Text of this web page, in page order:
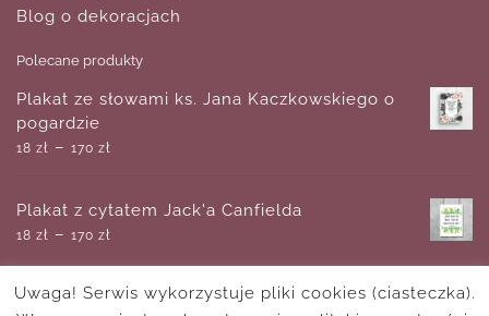
Blog o dekoracjach
Polecane produkty
Plakat ze słowami ks. Jana Kaczkowskiego o
pogardzie
18 zł – 170 zł
Plakat z cytatem Jack'a Canfielda
18 zł – 170 zł
Logo 3d dla optyka z geometryczną abstrakcją
Uwaga! Serwis wykorzystuje pliki cookies (ciasteczka).